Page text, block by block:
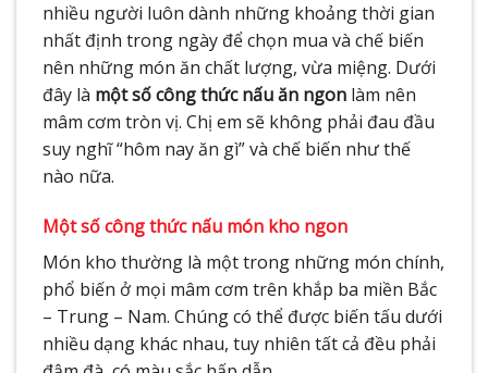
nhiều người luôn dành những khoảng thời gian
nhất định trong ngày để chọn mua và chế biến
nên những món ăn chất lượng, vừa miệng. Dưới
đây là một số công thức nấu ăn ngon làm nên
mâm cơm tròn vị. Chị em sẽ không phải đau đầu
suy nghĩ “hôm nay ăn gì” và chế biến như thế
nào nữa.
Một số công thức nấu món kho ngon
Món kho thường là một trong những món chính,
phổ biến ở mọi mâm cơm trên khắp ba miền Bắc
– Trung – Nam. Chúng có thể được biến tấu dưới
nhiều dạng khác nhau, tuy nhiên tất cả đều phải